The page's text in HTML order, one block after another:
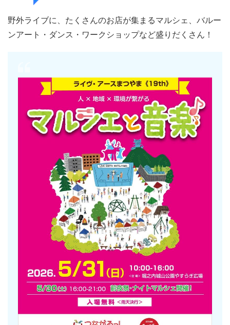
野外ライブに、たくさんのお店が集まるマルシェ、バルー
ンアート・ダンス・ワークショップなど盛りだくさん！